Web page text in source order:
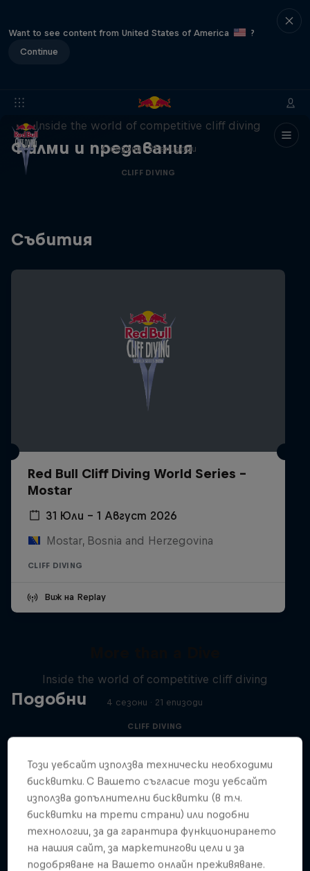
Want to see content from United States of America
?
Continue
Филми и предавания
More than a Dive
Inside the world of competitive cliff diving
4 сезони · 21 епизоди
CLIFF DIVING
Събития
Red Bull Cliff Diving World Series -
Mostar
31 Юли – 1 Август 2026
Mostar, Bosnia and Herzegovina
CLIFF DIVING
Виж на Replay
Подобни
Inside the world of competitive cliff diving
4 сезони · 21 епизоди
CLIFF DIVING
Този уебсайт използва технически необходими
бисквитки. С Вашето съгласие този уебсайт
използва допълнителни бисквитки (в т.ч.
бисквитки на трети страни) или подобни
технологии, за да гарантира функционирането
на нашия сайт, за маркетингови цели и за
подобряване на Вашето онлайн преживяване.